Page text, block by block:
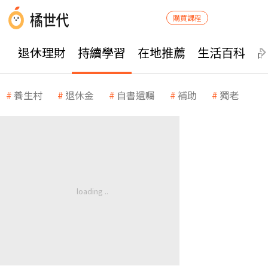
購買課程
退休理財 持續學習 在地推薦 生活百科
養生村 退休金 自書遺囑 補助 獨老